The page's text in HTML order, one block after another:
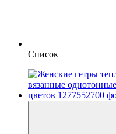
Список